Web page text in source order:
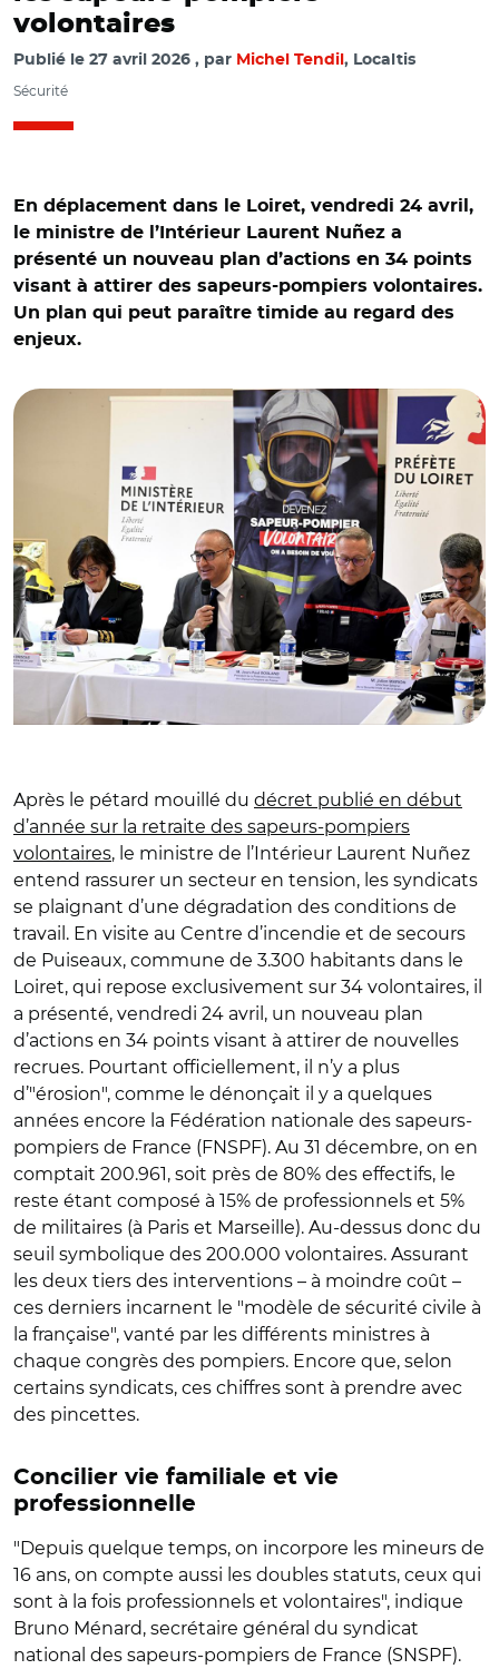
volontaires
Publié le 27 avril 2026 par Michel Tendil , Localtis
Sécurité
En déplacement dans le Loiret, vendredi 24 avril,
le ministre de l’Intérieur Laurent Nuñez a
présenté un nouveau plan d’actions en 34 points
visant à attirer des sapeurs-pompiers volontaires.
Un plan qui peut paraître timide au regard des
enjeux.
Après le pétard mouillé du décret publié en début
d’année sur la retraite des sapeurs-pompiers
volontaires, le ministre de l’Intérieur Laurent Nuñez
entend rassurer un secteur en tension, les syndicats
se plaignant d’une dégradation des conditions de
travail. En visite au Centre d’incendie et de secours
de Puiseaux, commune de 3.300 habitants dans le
Loiret, qui repose exclusivement sur 34 volontaires, il
a présenté, vendredi 24 avril, un nouveau plan
d’actions en 34 points visant à attirer de nouvelles
recrues. Pourtant officiellement, il n’y a plus
d’"érosion", comme le dénonçait il y a quelques
années encore la Fédération nationale des sapeurs-
pompiers de France (FNSPF). Au 31 décembre, on en
comptait 200.961, soit près de 80% des effectifs, le
reste étant composé à 15% de professionnels et 5%
de militaires (à Paris et Marseille). Au-dessus donc du
seuil symbolique des 200.000 volontaires. Assurant
les deux tiers des interventions – à moindre coût –
ces derniers incarnent le "modèle de sécurité civile à
la française", vanté par les différents ministres à
chaque congrès des pompiers. Encore que, selon
certains syndicats, ces chiffres sont à prendre avec
des pincettes.
Concilier vie familiale et vie
professionnelle
"Depuis quelque temps, on incorpore les mineurs de
16 ans, on compte aussi les doubles statuts, ceux qui
sont à la fois professionnels et volontaires", indique
Bruno Ménard, secrétaire général du syndicat
national des sapeurs-pompiers de France (SNSPF).